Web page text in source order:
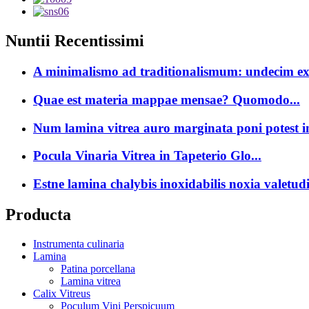
Nuntii Recentissimi
A minimalismo ad traditionalismum: undecim
Quae est materia mappae mensae? Quomodo...
Num lamina vitrea auro marginata poni potest
Pocula Vinaria Vitrea in Tapeterio Glo...
Estne lamina chalybis inoxidabilis noxia
Producta
Instrumenta culinaria
Lamina
Patina porcellana
Lamina vitrea
Calix Vitreus
Poculum Vini Perspicuum